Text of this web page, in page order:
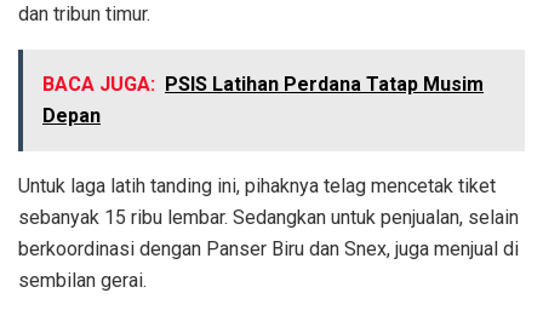
dan tribun timur.
BACA JUGA: PSIS Latihan Perdana Tatap Musim
Depan
Untuk laga latih tanding ini, pihaknya telag mencetak tiket
sebanyak 15 ribu lembar. Sedangkan untuk penjualan, selain
berkoordinasi dengan Panser Biru dan Snex, juga menjual di
sembilan gerai.